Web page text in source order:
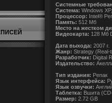
Системные
Система: Windows
Процессор: Intel®
Память: 512 Мб
Место на жестком
Видеокарта: 128 Мб
Дата выхода: 2007 г.
Жанр: Strategy (Real-
Разработчик: Digital
Издательство:
Тип издания: Репак
Язык интерфейса:
Язык озвучки:
Таблетка: Вшита
Размер: 2.72 GB